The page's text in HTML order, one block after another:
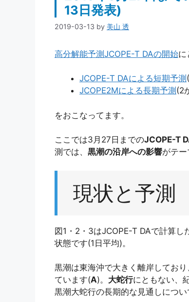
13日発表)
2019-03-13 by 美山 透
高分解能予測JCOPE-T DAの開始に
JCOPE-T DAによる短期予測
JCOPE2Mによる長期予測 (2
をおこなってます。
ここでは3月27日までのJCOPE-T
測では、 黒潮の沿岸への影響がテー
現状と予測
図1・2・3はJCOPE-T DAで計算
状態です(1日平均)。
黒潮は東海沖で大きく離岸しており
ています(A)。 大蛇行にともない、
黒潮大蛇行の長期的な見通しについ